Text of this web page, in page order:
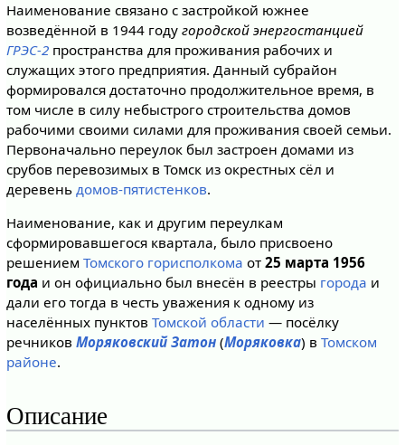
Наименование связано с застройкой южнее
возведённой в 1944 году городской энергостанцией
ГРЭС-2пространства для проживания рабочих и
служащих этого предприятия. Данный субрайон
формировался достаточно продолжительное время, в
том числе в силу небыстрого строительства домов
рабочими своими силами для проживания своей семьи.
Первоначально переулок был застроен домами из
срубов перевозимых в Томск из окрестных сёл и
деревень домов-пятистенков.
Наименование, как и другим переулкам
сформировавшегося квартала, было присвоено
решением Томского горисполкома от 25 марта 1956
года и он официально был внесён в реестры города и
дали его тогда в честь уважения к одному из
населённых пунктов Томской области — посёлку
речников Моряковский Затон(Моряковка) в Томском
районе.
Описание